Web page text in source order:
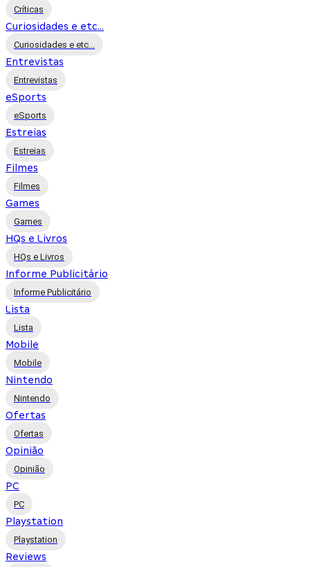
Críticas
Curiosidades e etc...
Curiosidades e etc...
Entrevistas
Entrevistas
eSports
eSports
Estreias
Estreias
Filmes
Filmes
Games
Games
HQs e Livros
HQs e Livros
Informe Publicitário
Informe Publicitário
Lista
Lista
Mobile
Mobile
Nintendo
Nintendo
Ofertas
Ofertas
Opinião
Opinião
PC
PC
Playstation
Playstation
Reviews